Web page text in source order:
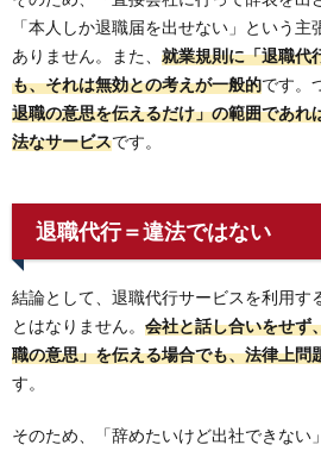
「本人しか退職届を出せない」という
ありません。また、 就業規則に「退職代
も、それは無効との考えが一般的です。
退職の意思を伝えるだけ」の範囲であれ
法なサービスです。
退職代行＝違法ではない
結論として、退職代行サービスを利用す
とはなりません。 会社と話し合いをせず
職の意思」を伝える場合でも、法律上問
す。
そのため、「辞めたいけど出社できない